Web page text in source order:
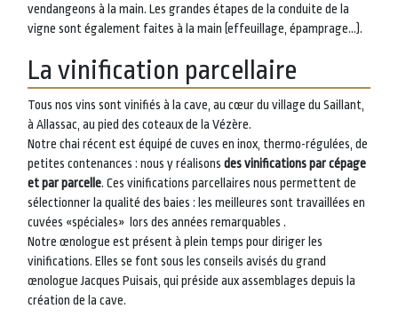
vendangeons à la main. Les grandes étapes de la conduite de la
vigne sont également faites à la main (effeuillage, épamprage…).
La vinification parcellaire
Tous nos vins sont vinifiés à la cave, au cœur du village du Saillant,
à Allassac, au pied des coteaux de la Vézère.
Notre chai récent est équipé de cuves en inox, thermo-régulées, de
petites contenances : nous y réalisons des vinifications par cépage
et par parcelle. Ces vinifications parcellaires nous permettent de
sélectionner la qualité des baies : les meilleures sont travaillées en
cuvées «spéciales» lors des années remarquables .
Notre œnologue est présent à plein temps pour diriger les
vinifications. Elles se font sous les conseils avisés du grand
œnologue Jacques Puisais, qui préside aux assemblages depuis la
création de la cave.